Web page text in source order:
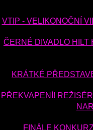
VTIP - VELIKONOČNÍ
ČERNÉ DIVADLO HILT
KRÁTKÉ
PŘEKVAPENÍ!
FINÁLE